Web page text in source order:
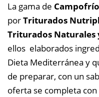
La gama de
porTriturados
Triturados Naturales
ellos elaborados
Dieta Mediterránea y
de preparar, con un
oferta se completa con